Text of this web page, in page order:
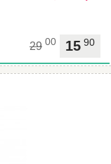
15 90
29 00